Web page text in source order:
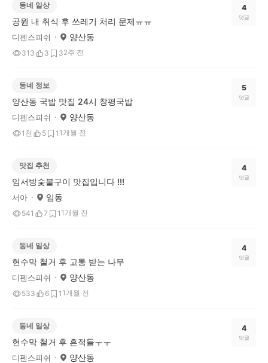
동네 일상
공원 내 취식 후 쓰레기 처리 문제ㅠㅠ
디펜스피쉬 양산동
313 3 32주 전
4
댓글
동네 정보
양산동 국밥 맛집 24시 창평국밥
디펜스피쉬 양산동
1천 5 1 1개월 전
5
댓글
맛집 추천
임서방숯불구이 맛집입니다 !!!
서아 임동
541 7 1 1개월 전
4
댓글
동네 일상
현수막 철거 후 고통 받는 나무
디펜스피쉬 양산동
533 6 1 1개월 전
4
댓글
동네 일상
현수막 철거 후 흔적들ㅜㅜ
디펜스피쉬 양산동
4
댓글